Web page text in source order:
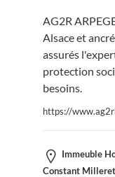
AG2R
Alsace et
assurés
protection
besoins.
https://
Immeuble
Constant